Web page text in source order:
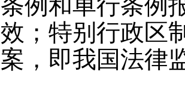
条例和单行条例
效；特别行政区
案，即我国法律